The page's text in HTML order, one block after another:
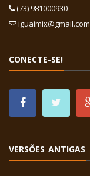
(73) 981000930
iguaimix@gmail.com
CONECTE-SE!
VERSÕES ANTIGAS